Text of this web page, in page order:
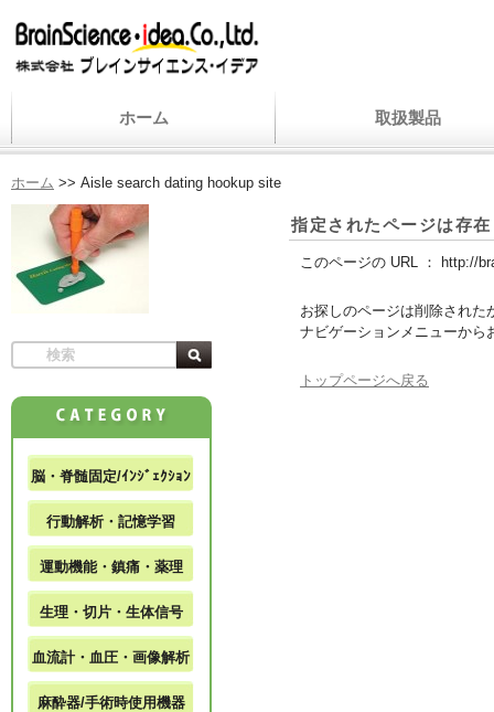
ホーム 取扱製品
ホーム >> Aisle search dating hookup site
指定されたページは存
このページの URL ： http://
お探しのページは削除された
ナビゲーションメニューから
トップページへ戻る
脳・脊髄固定/ｲﾝｼﾞｪｸｼｮﾝ
行動解析・記憶学習
運動機能・鎮痛・薬理
生理・切片・生体信号
血流計・血圧・画像解析
麻酔器/手術時使用機器